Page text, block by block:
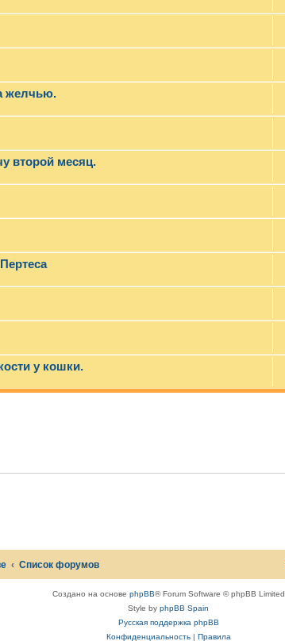
желчью.
второй месяц.
у кошки.
Список форумов
Создано на основе phpBB® Forum Software © phpBB Limited
Style by phpBB Spain
Русская поддержка phpBB
Конфиденциальность| Правила